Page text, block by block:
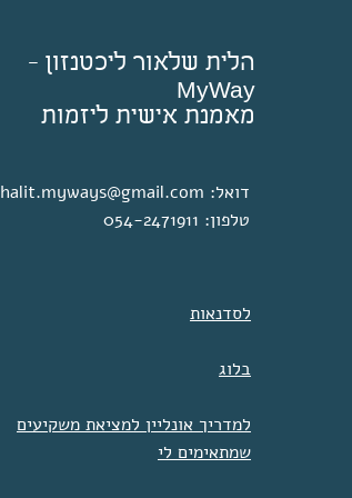
הלית שלאור ליכטנזון -
MyWay
מאמנת אישית ליזמות
דואל: halit.myways@gmail.com
טלפון: 054-2471911
לסדנאות
בלוג
למדריך אונליין למציאת משקיעים
שמתאימים לי